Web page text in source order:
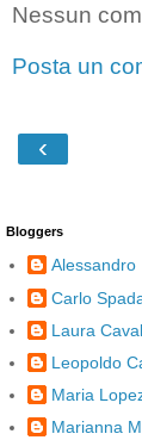
Nessun
Posta un
‹
Bloggers
Alessandro
Carlo
Laura
Leopoldo
Maria
Marianna